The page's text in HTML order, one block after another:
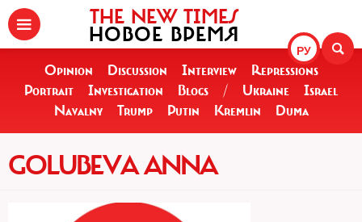
РУ
THE NEW TIMES
НОВОЕ ВРЕМЯ
Opinion Discussion Interview
Repressions
Portrait
Investigation Blogs / Ukraine
Israel
Navalny
Trump Putin Kremlin Duma
GOLUBEVA ANNA